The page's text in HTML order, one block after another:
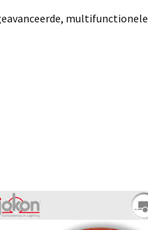
multifunctionele